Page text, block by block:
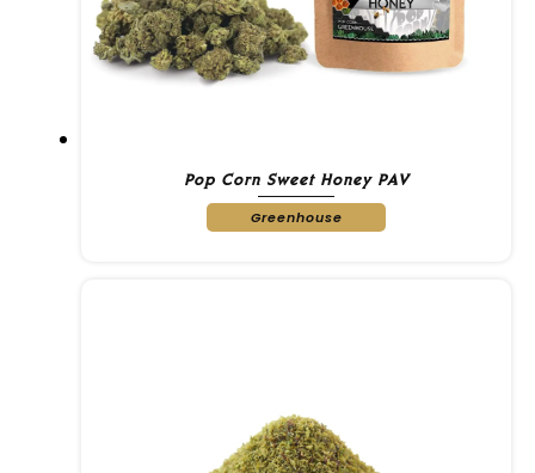
Pop Corn Sweet Honey PAV
Greenhouse